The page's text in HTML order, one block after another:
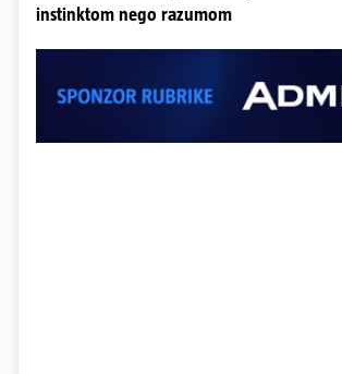
instinktom nego razumom